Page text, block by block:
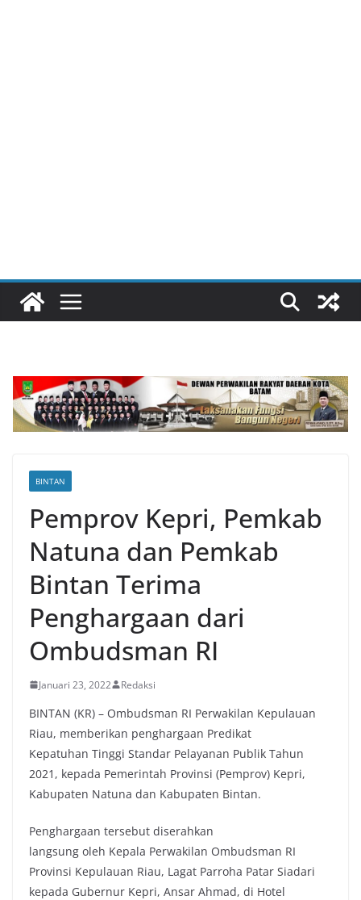
BINTAN
Pemprov Kepri, Pemkab
Natuna dan Pemkab
Bintan Terima
Penghargaan dari
Ombudsman RI
Januari 23, 2022 Redaksi
BINTAN (KR) – Ombudsman RI Perwakilan Kepulauan
Riau, memberikan penghargaan Predikat
Kepatuhan Tinggi Standar Pelayanan Publik Tahun
2021, kepada Pemerintah Provinsi (Pemprov) Kepri,
Kabupaten Natuna dan Kabupaten Bintan.
Penghargaan tersebut diserahkan
langsung oleh Kepala Perwakilan Ombudsman RI
Provinsi Kepulauan Riau, Lagat Parroha Patar Siadari
kepada Gubernur Kepri, Ansar Ahmad, di Hotel